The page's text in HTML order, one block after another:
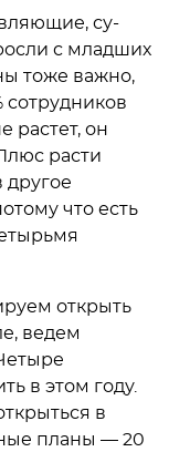
су-
с младших
тоже важно,
сотрудников
растет, он
расти
другое
что есть
открыть
ведем
в этом году.
в
планы — 20